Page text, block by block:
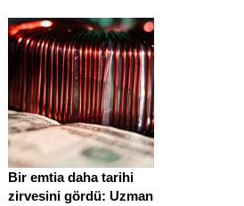
Bir emtia daha tarihi
zirvesini gördü: Uzman